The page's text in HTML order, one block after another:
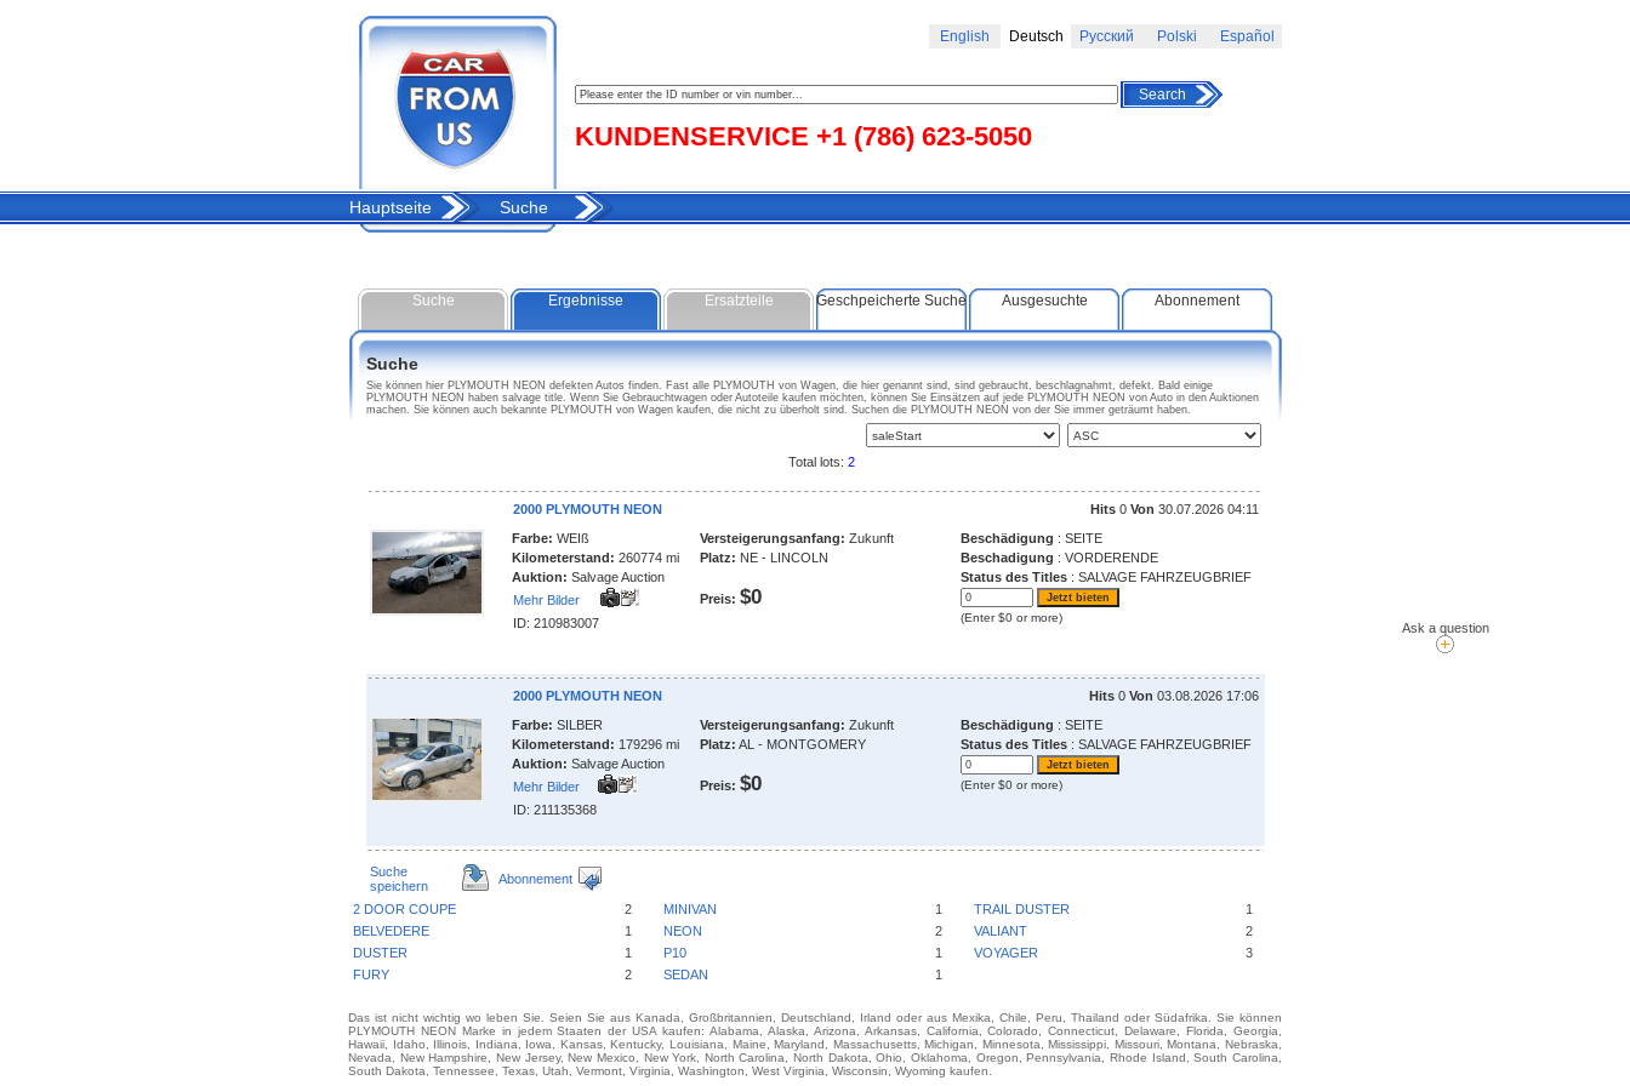
Ask a question
English Deutsch Русский Polski Español
KUNDENSERVICE +1 (786) 623-5050
Search
Hauptseite Suche
Suche Ergebnisse Ersatzteile Geschpeicherte Suche Ausgesuchte Abonnement
Suche
Sie können hier PLYMOUTH NEON defekten Autos finden. Fast alle PLYMOUTH von Wagen, die hier genannt sind, sind gebraucht, beschlagnahmt, defekt. Bald einige
PLYMOUTH NEON haben salvage title. Wenn Sie Gebrauchtwagen oder Autoteile kaufen möchten, können Sie Einsätzen auf jede PLYMOUTH NEON von Auto in den Auktionen
machen. Sie können auch bekannte PLYMOUTH von Wagen kaufen, die nicht zu überholt sind. Suchen die PLYMOUTH NEON von der Sie immer geträumt haben.
Total lots: 2
2000 PLYMOUTH NEON Hits 0 Von 30.07.2026 04:11
Farbe: WEIß
Kilometerstand: 260774 mi
Auktion: Salvage Auction
Mehr Bilder
ID: 210983007
Versteigerungsanfang: Zukunft
Platz: NE - LINCOLN
Preis: $0
Beschädigung : SEITE
Beschadigung : VORDERENDE
Status des Titles : SALVAGE FAHRZEUGBRIEF
(Enter $0 or more)
2000 PLYMOUTH NEON Hits 0 Von 03.08.2026 17:06
Farbe: SILBER
Kilometerstand: 179296 mi
Auktion: Salvage Auction
Mehr Bilder
ID: 211135368
Versteigerungsanfang: Zukunft
Platz: AL - MONTGOMERY
Preis: $0
Beschädigung : SEITE
Status des Titles : SALVAGE FAHRZEUGBRIEF
(Enter $0 or more)
Suche
speichern
Abonnement
2 DOOR COUPE 2 MINIVAN 1 TRAIL DUSTER
1
BELVEDERE
1 NEON 2 VALIANT
2
DUSTER
1 P10 1 VOYAGER
3
FURY
2 SEDAN 1
Das ist nicht wichtig wo leben Sie. Seien Sie aus Kanada, Großbritannien, Deutschland, Irland oder aus Mexika, Chile, Peru, Thailand oder Südafrika. Sie können
PLYMOUTH NEON Marke in jedem Staaten der USA kaufen: Alabama, Alaska, Arizona, Arkansas, California, Colorado, Connecticut, Delaware, Florida, Georgia,
Hawaii, Idaho, Illinois, Indiana, Iowa, Kansas, Kentucky, Louisiana, Maine, Maryland, Massachusetts, Michigan, Minnesota, Mississippi, Missouri, Montana, Nebraska,
Nevada, New Hampshire, New Jersey, New Mexico, New York, North Carolina, North Dakota, Ohio, Oklahoma, Oregon, Pennsylvania, Rhode Island, South Carolina,
South Dakota, Tennessee, Texas, Utah, Vermont, Virginia, Washington, West Virginia, Wisconsin, Wyoming kaufen.